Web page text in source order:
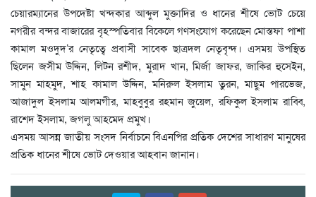
চেয়ারম্যানের উপদেষ্টা খন্দকার আব্দুল মুক্তাদির ও ধানের শীষে ভোট চেয়ে
নগরীর বন্দর বাজারের বৃহস্পতিবার বিকেলে গণসংযোগ করেছেন মোস্তফা পাশা
কামাল মওদুদ’র নেতৃত্বে প্রবাসী সাবেক ছাত্রদল নেতৃবৃন্দ। এসময় উপস্থিত
ছিলেন জসীম উদ্দিন, লিটন রশীদ, মুরাদ খান, মির্জা জাফর, জাকির হুসেইন,
সামুন মাহমুদ, শাহ কামাল উদ্দিন, মনিরুল ইসলাম তুরন, মাছুম পারভেজ,
আজাদুল ইসলাম আলমগীর, মাহবুবুর রহমান জুয়েল, রফিকুল ইসলাম রাব্বি,
রাশেদ ইসলাম, জগলু আহমেদ প্রমুখ।
এসময় আসন্ন জাতীয় সংসদ নির্বাচনে বিএনপির প্রতিক দেশের সাধারণ মানুষের
প্রতিক ধানের শীষে ভোট দেওয়ার আহবান জানান।